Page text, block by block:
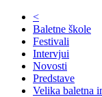
<
Baletne škole
Festivali
Intervjui
Novosti
Predstave
Velika baletna